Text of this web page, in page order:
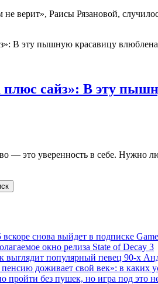
верит», Раисы Рязановой,
сайз»: В эту
— это уверенность в себе.
снова выйдет в подписке
окно релиза State of Decay 3
выглядит популярный певец 90-х
доживает свой век»: в каких
пройти без пушек, но игра под это